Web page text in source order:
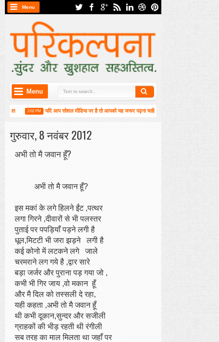
Menu
Menu
2:02 PM यदि आप सोशल मीडिया पर है तो आपको यह जरूर पढ़ना चाहिए
गुरुवार, 8 नवंबर 2012
अभी तो मै जवान हूँ?
अभी तो मै जवान हूँ?
इस मकां के लगे हिलने ईंट ,पत्थर
लगा गिरने ,दीवारों से भी पलस्तर
पुताई पर पपड़ियाँ पड़ने लगी है
धूल,मिटटी भी जरा झड़ने लगी है
कई कोनो में लटकने लगे जाले
चरमराने लग गये है ,द्वार सारे
बड़ा जर्जर और पुराना पड़ गया जो ,
कभी भी गिर जाय ,वो मकान हूँ
और मै दिल को तस्सली दे रहा,
यही कहता ,अभी तो मै जवान हूँ
थी कभी दूकान,सुन्दर और सजीली
ग्राहकों की भीड़ रहती थी रंगीली
सब तरह का माल मिलता था जहाँ पर